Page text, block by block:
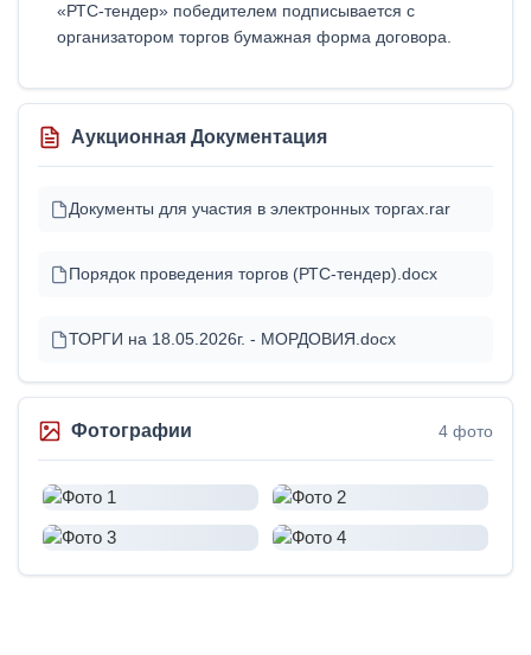
«РТС-тендер» победителем подписывается с
организатором торгов бумажная форма договора.
Аукционная Документация
Документы для участия в электронных торгах.rar
Порядок проведения торгов (РТС-тендер).docx
ТОРГИ на 18.05.2026г. - МОРДОВИЯ.docx
Фотографии 4 фото